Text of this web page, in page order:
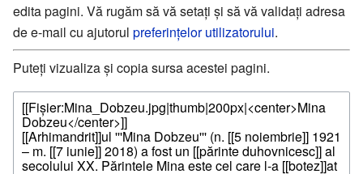
edita pagini. Vă rugăm să vă setați și să vă validați adresa
de e-mail cu ajutorul preferințelor utilizatorului.
Puteți vizualiza și copia sursa acestei pagini.